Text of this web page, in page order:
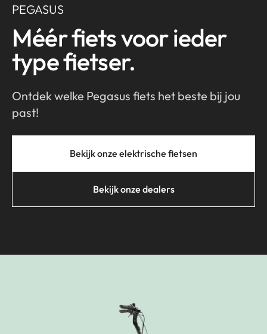
PEGASUS
Méér fiets voor ieder
type fietser.
Ontdek welke Pegasus fiets het beste bij jou
past!
Bekijk onze elektrische fietsen
Bekijk onze dealers